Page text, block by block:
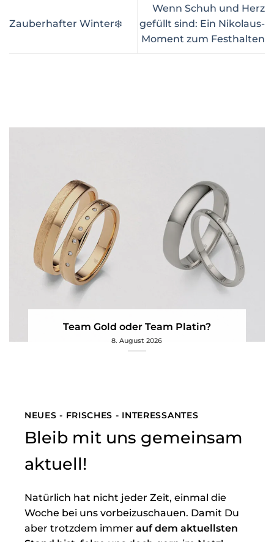
Zauberhafter Winter❄️
Wenn Schuh und Herz
gefüllt sind: Ein Nikolaus-
Moment zum Festhalten
Team Gold oder Team Platin?
8. August 2026
NEUES - FRISCHES - INTERESSANTES
Bleib mit uns gemeinsam
aktuell!
Natürlich hat nicht jeder Zeit, einmal die
Woche bei uns vorbeizuschauen. Damit Du
aber trotzdem immer auf dem aktuellsten